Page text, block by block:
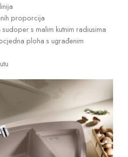
proporcija
s malim kutnim radiusima
ploha s ugrađenim